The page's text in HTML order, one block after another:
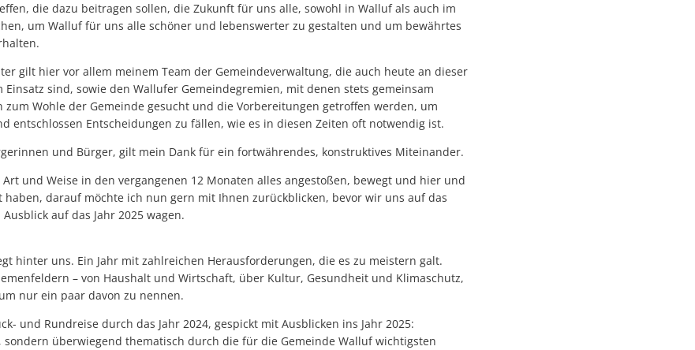
die dazu beitragen sollen, die Zukunft für uns alle, sowohl in Walluf als auch im
um Walluf für uns alle schöner und lebenswerter zu gestalten und um bewährtes
gilt hier vor allem meinem Team der Gemeindeverwaltung, die auch heute an dieser
sind, sowie den Wallufer Gemeindegremien, mit denen stets gemeinsam
zum Wohle der Gemeinde gesucht und die Vorbereitungen getroffen werden, um
entschlossen Entscheidungen zu fällen, wie es in diesen Zeiten oft notwendig ist.
und Bürger, gilt mein Dank für ein fortwährendes, konstruktives Miteinander.
und Weise in den vergangenen 12 Monaten alles angestoßen, bewegt und hier und
haben, darauf möchte ich nun gern mit Ihnen zurückblicken, bevor wir uns auf das
auf das Jahr 2025 wagen.
hinter uns. Ein Jahr mit zahlreichen Herausforderungen, die es zu meistern galt.
– von Haushalt und Wirtschaft, über Kultur, Gesundheit und Klimaschutz,
nur ein paar davon zu nennen.
und Rundreise durch das Jahr 2024, gespickt mit Ausblicken ins Jahr 2025:
sondern überwiegend thematisch durch die für die Gemeinde Walluf wichtigsten